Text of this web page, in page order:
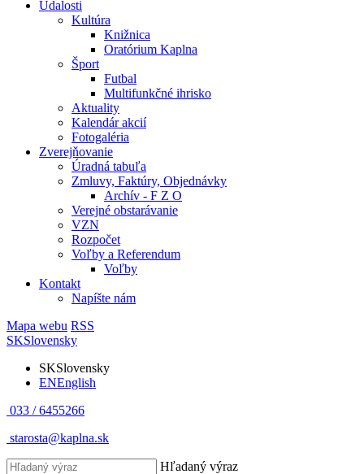
Udalosti
Kultúra
Knižnica
Oratórium Kaplna
Šport
Futbal
Multifunkčné ihrisko
Aktuality
Kalendár akcií
Fotogaléria
Zverejňovanie
Úradná tabuľa
Zmluvy, Faktúry, Objednávky
Archív - F Z O
Verejné obstarávanie
VZN
Rozpočet
Voľby a Referendum
Voľby
Kontakt
Napíšte nám
Mapa webu RSS
SKSlovensky
SKSlovensky
ENEnglish
033 / 6455266
starosta@kaplna.sk
Hľadaný výraz